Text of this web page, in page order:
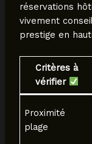
réservations
vivement
prestige en
Critères à
vérifier
Proximité
plage